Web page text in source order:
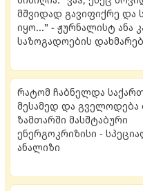
მშვიდად გავიფიქრე და
იყო..." - ჟურნალისტ ანა
საზოგადოების
რატომ ჩაბნელდა
მესამედ და გველოდება
ზამთარში მასშტაბური
ენერგოკრიზისი -
ანალიზი